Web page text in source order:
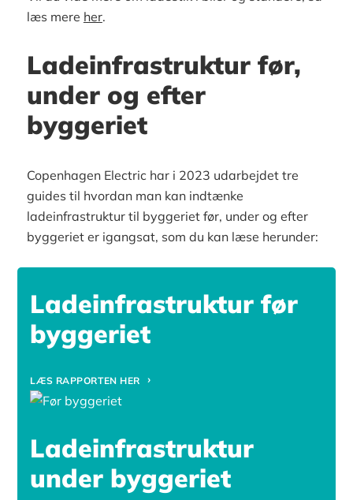
læs mere her.
Ladeinfrastruktur før,
under og efter
byggeriet
Copenhagen Electric har i 2023 udarbejdet tre
guides til hvordan man kan indtænke
ladeinfrastruktur til byggeriet før, under og efter
byggeriet er igangsat, som du kan læse herunder:
Ladeinfrastruktur før
byggeriet
LÆS RAPPORTEN HER
Ladeinfrastruktur
under byggeriet